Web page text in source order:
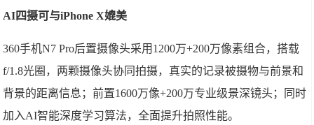
AI四摄可与iPhone X媲美
360手机N7 Pro后置摄像头采用1200万+200万像素组合，搭载
f/1.8光圈，两颗摄像头协同拍摄，真实的记录被摄物与前景和
背景的距离信息；前置1600万像+200万专业级景深镜头；同时
加入AI智能深度学习算法，全面提升拍照性能。